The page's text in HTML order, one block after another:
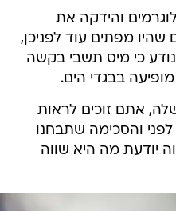
והידקה את
שהיו מפתים עוד לפניכן,
כי מיס תשבי בקשה
בבגדי הים.
אתם זוכים לראות
והסכימה שתבחנו
יודעת מה היא שווה